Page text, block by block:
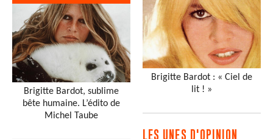
Brigitte Bardot, sublime
bête humaine. L’édito de
Michel Taube
Brigitte Bardot : « Ciel de
lit ! »
LES UNES D'OPINION